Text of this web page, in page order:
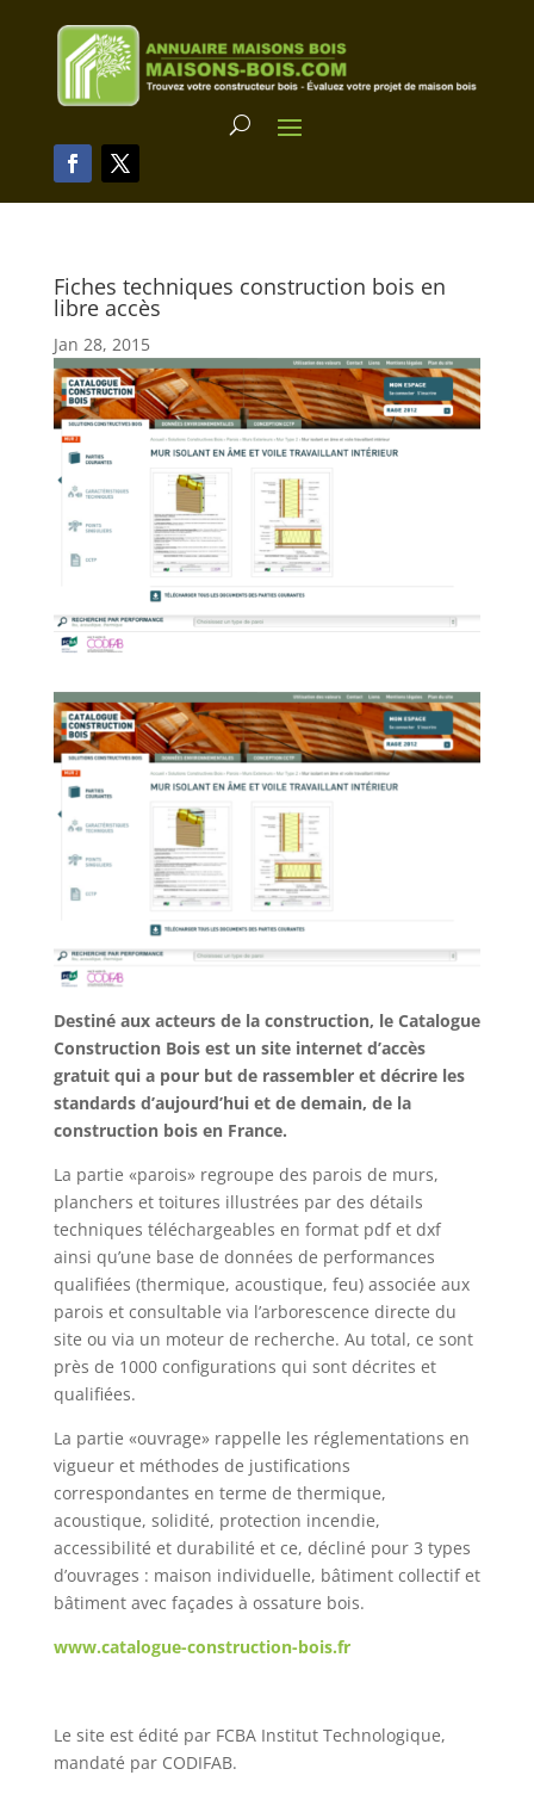
Fiches techniques construction bois en
libre accès
Jan 28, 2015
Destiné aux acteurs de la construction, le Catalogue
Construction Bois est un site internet d’accès
gratuit qui a pour but de rassembler et décrire les
standards d’aujourd’hui et de demain, de la
construction bois en France.
La partie «parois» regroupe des parois de murs,
planchers et toitures illustrées par des détails
techniques téléchargeables en format pdf et dxf
ainsi qu’une base de données de performances
qualifiées (thermique, acoustique, feu) associée aux
parois et consultable via l’arborescence directe du
site ou via un moteur de recherche. Au total, ce sont
près de 1000 configurations qui sont décrites et
qualifiées.
La partie «ouvrage» rappelle les réglementations en
vigueur et méthodes de justifications
correspondantes en terme de thermique,
acoustique, solidité, protection incendie,
accessibilité et durabilité et ce, décliné pour 3 types
d’ouvrages : maison individuelle, bâtiment collectif et
bâtiment avec façades à ossature bois.
www.catalogue-construction-bois.fr
Le site est édité par FCBA Institut Technologique,
mandaté par CODIFAB.